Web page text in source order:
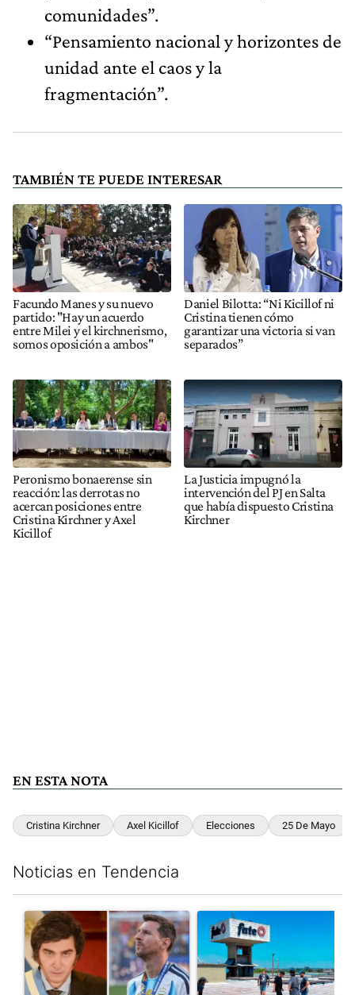
comunidades”.
“Pensamiento nacional y horizontes de
unidad ante el caos y la
fragmentación”.
TAMBIÉN TE PUEDE INTERESAR
Facundo Manes y su nuevo
partido: "Hay un acuerdo
entre Milei y el kirchnerismo,
somos oposición a ambos"
Daniel Bilotta: “Ni Kicillof ni
Cristina tienen cómo
garantizar una victoria si van
separados”
Peronismo bonaerense sin
reacción: las derrotas no
acercan posiciones entre
Cristina Kirchner y Axel
Kicillof
La Justicia impugnó la
intervención del PJ en Salta
que había dispuesto Cristina
Kirchner
EN ESTA NOTA
Cristina Kirchner Axel Kicillof Elecciones 25 De Mayo
Noticias en Tendencia
Un artículo de tendencia con el título "Milei despidió a Jorge
Un artículo de tendencia